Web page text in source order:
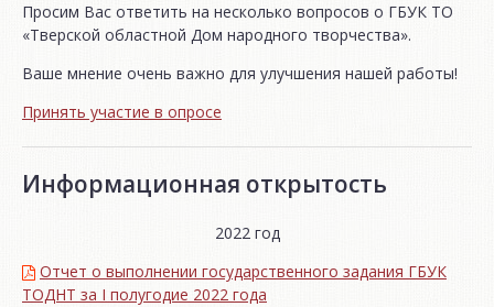
Просим Вас ответить на несколько вопросов о ГБУК ТО
«Тверской областной Дом народного творчества».
Ваше мнение очень важно для улучшения нашей работы!
Принять участие в опросе
Информационная открытость
2022 год
Отчет о выполнении государственного задания ГБУК
ТОДНТ за I полугодие 2022 года